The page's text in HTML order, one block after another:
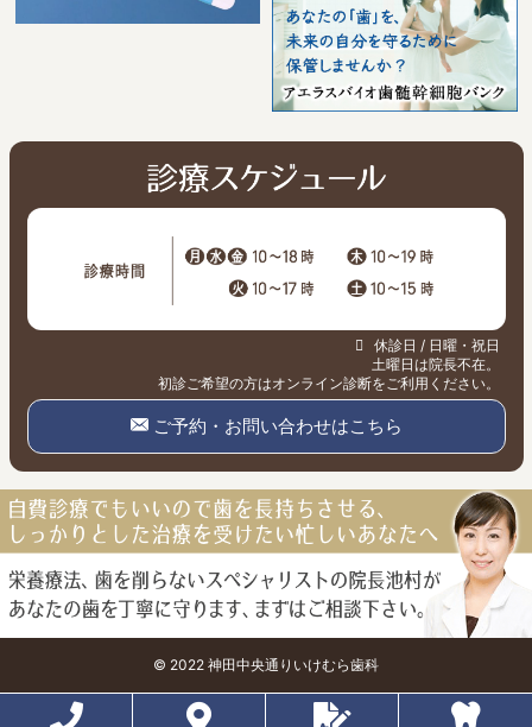
休診日 / 日曜・祝日
土曜日は院長不在。
初診ご希望の方はオンライン診断をご利用ください。
ご予約・お問い合わせはこちら
© 2022 神田中央通りいけむら歯科